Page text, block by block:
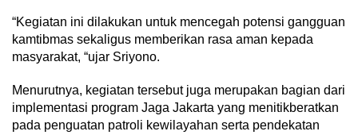
“Kegiatan ini dilakukan untuk mencegah potensi gangguan
kamtibmas sekaligus memberikan rasa aman kepada
masyarakat, “ujar Sriyono.
Menurutnya, kegiatan tersebut juga merupakan bagian dari
implementasi program Jaga Jakarta yang menitikberatkan
pada penguatan patroli kewilayahan serta pendekatan